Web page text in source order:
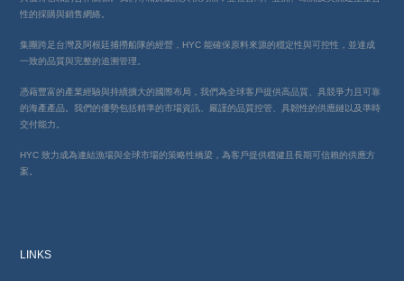
性的採購與銷售網絡。
集團跨足台灣及阿根廷捕撈船隊的經營，HYC 能確保原料來源的穩定性與可控性，並達成
一致的品質與完整的追溯管理。
憑藉豐富的產業經驗與持續擴大的國際布局，我們為全球客戶提供高品質、具競爭力且可靠
的海產產品。我們的優勢包括精準的市場資訊、嚴謹的品質控管、具韌性的供應鏈以及準時
交付能力。
HYC 致力成為連結漁場與全球市場的策略性橋梁，為客戶提供穩健且長期可信賴的供應方
案。
LINKS